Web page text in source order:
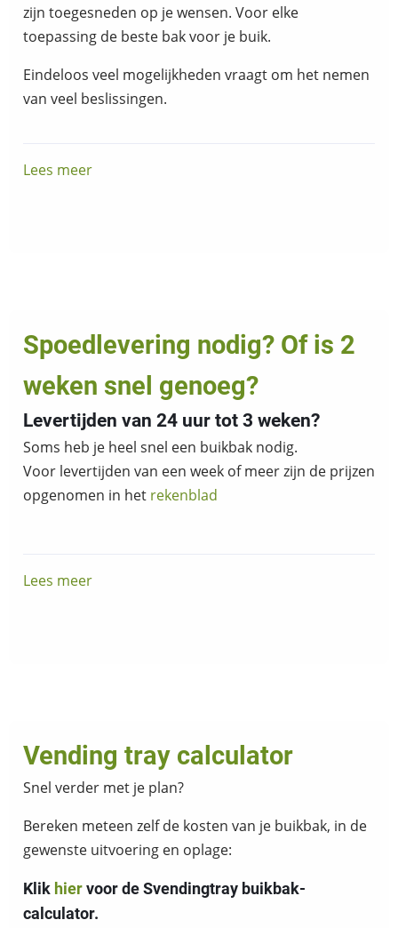
zijn toegesneden op je wensen. Voor elke
toepassing de beste bak voor je buik.
Eindeloos veel mogelijkheden vraagt om het nemen
van veel beslissingen.
Lees meer
Lees
eerst!
Spoedlevering nodig? Of is 2
weken snel genoeg?
Levertijden van 24 uur tot 3 weken?
Soms heb je heel snel een buikbak nodig.
Voor levertijden van een week of meer zijn de prijzen
opgenomen in het rekenblad
Lees meer
snel
genoeg?
Vending tray calculator
Snel verder met je plan?
Bereken meteen zelf de kosten van je buikbak, in de
gewenste uitvoering en oplage:
Klik hier voor de Svendingtray buikbak-
calculator.